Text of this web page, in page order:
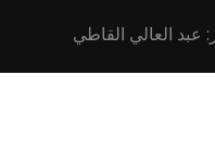
عبد العالي القاطي